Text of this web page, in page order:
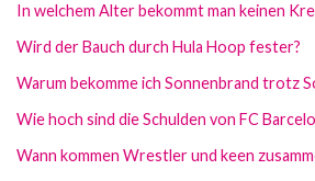
In welchem Alter bekommt man keinen
Wird der Bauch durch Hula Hoop fester?
Warum bekomme ich Sonnenbrand trotz
Wie hoch sind die Schulden von FC
Wann kommen Wrestler und keen